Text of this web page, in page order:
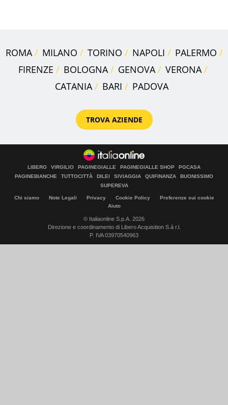
ROMA MILANO TORINO NAPOLI
PALERMO
FIRENZE
BOLOGNA GENOVA
VERONA
CATANIA
BARI PADOVA
TROVA AZIENDE
LIBERO VIRGILIO PAGINEGIALLE PAGINEGIALLE SHOP
PGCASA
PAGINEBIANCHE
TUTTOCITTÀ DILEI SIVIAGGIA QUIFINANZA
BUONISSIMO
SUPEREVA
Chi siamo Note Legali Privacy Cookie Policy
Preferenze sui cookie
Aiuto
© Italiaonline S.p.A. 2026
Direzione e coordinamento di Libero Acquisition S.á r.l.
P. IVA 03970540963